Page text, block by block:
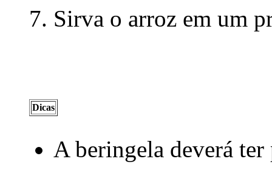
Sirva o arroz em um
Dicas
A beringela deverá ter